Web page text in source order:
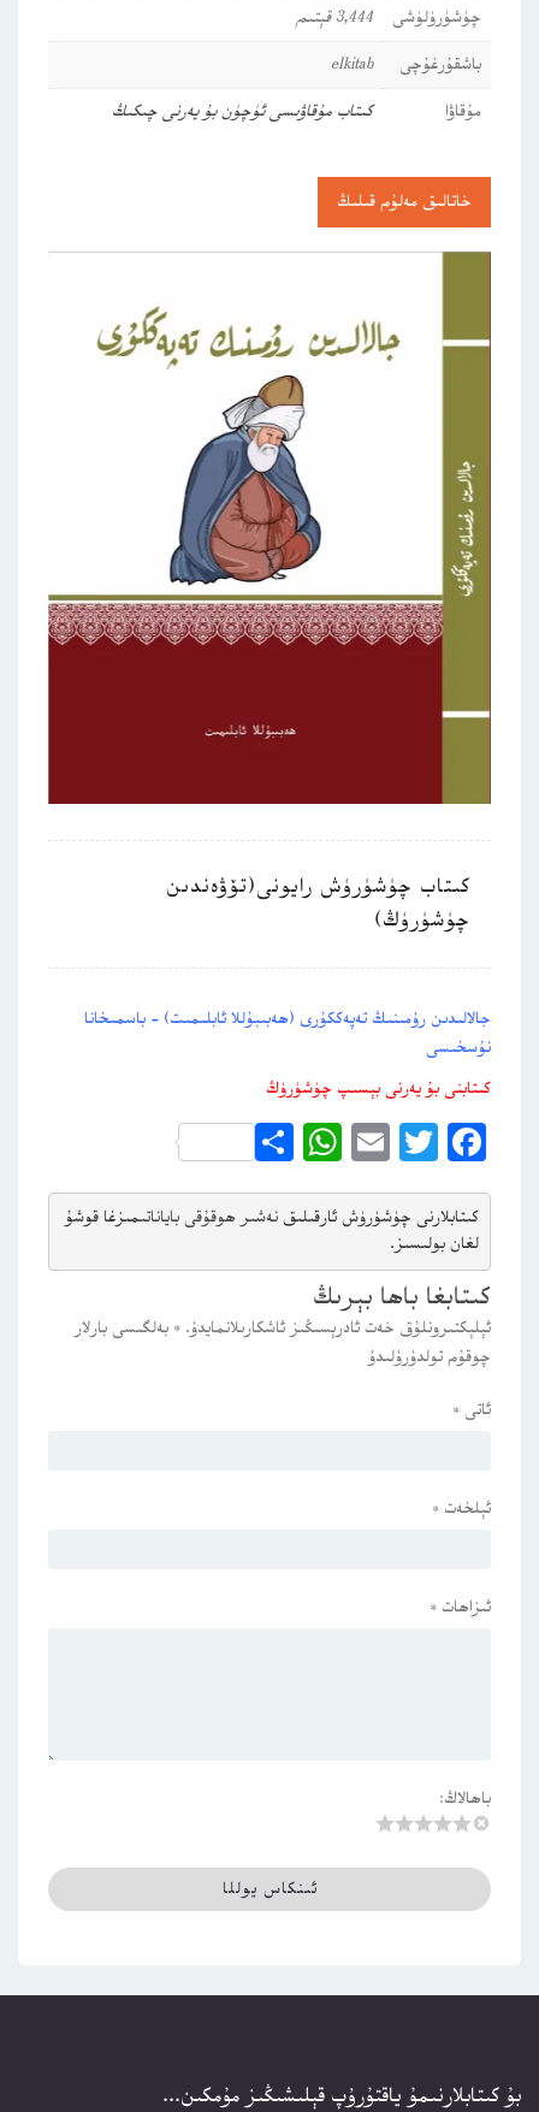
چۈشۈرۈلۈشى
3,444 قېتىم
باشقۇرغۇچى
elkitab
مۇقاۋا
كىتاب مۇقاۋىسى ئۈچۈن بۇ يەرنى چىكىڭ
خاتالىق مەلۇم قىلىڭ
كىتاب چۈشۈرۈش رايونى(تۆۋەندىن
چۈشۈرۈڭ)
جالالىدىن رۇمىنىڭ تەپەككۇرى (ھەبىبۇللا ئابلىمىت) – باسمىخانا
نۇسخىسى
كىتابنى بۇ يەرنى بېسىپ چۈشۈرۈڭ
Facebook
Twitter
Email
WhatsApp
Share
كىتابلارنى چۈشۈرۈش ئارقىلىق نەشىر ھوقۇقى باياناتىمىزغا قوشۇ
لغان بولىسىز.
كىتابغا باھا بېرىڭ
ئېلېكتىرونلۇق خەت ئادرېسىڭىز ئاشكارىلانمايدۇ. * بەلگىسى بارلار
چوقۇم تولدۇرۇلىدۇ
ئاتى *
ئېلخەت *
ئىزاھات *
باھالاڭ:
بۇ كىتابلارنىمۇ ياقتۇرۇپ قېلىشىڭىز مۇمكىن...